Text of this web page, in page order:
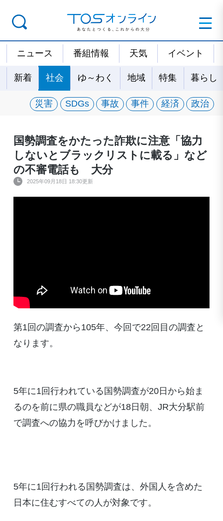
ニュース 番組情報 天気 イベント
新着 社会 ゆ～わく 地域 特集 暮らし
災害 SDGs 事故 事件 経済 政治
国勢調査をかたった詐欺に注意「協力
しないとブラックリストに載る」など
の不審電話も 大分
2025年09月18日 18:30更新
第1回の調査から105年、今回で22回目の調査と
なります。
5年に1回行われている国勢調査が20日から始ま
るのを前に県の職員などが18日朝、JR大分駅前
で調査への協力を呼びかけました。
5年に1回行われる国勢調査は、外国人を含めた
日本に住むすべての人が対象です。